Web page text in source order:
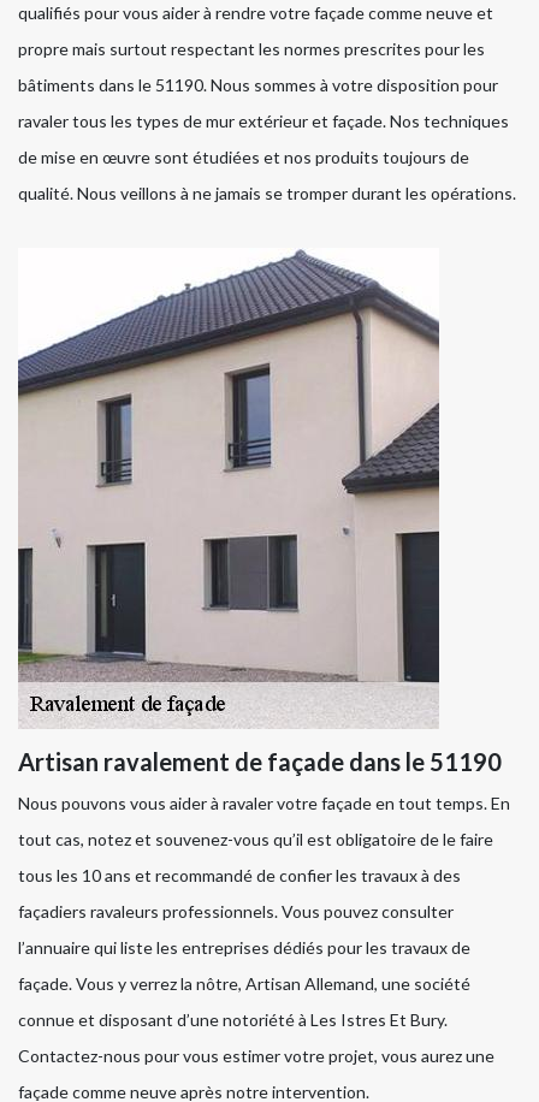
qualifiés pour vous aider à rendre votre façade comme neuve et
propre mais surtout respectant les normes prescrites pour les
bâtiments dans le 51190. Nous sommes à votre disposition pour
ravaler tous les types de mur extérieur et façade. Nos techniques
de mise en œuvre sont étudiées et nos produits toujours de
qualité. Nous veillons à ne jamais se tromper durant les opérations.
Artisan ravalement de façade dans le 51190
Nous pouvons vous aider à ravaler votre façade en tout temps. En
tout cas, notez et souvenez-vous qu’il est obligatoire de le faire
tous les 10 ans et recommandé de confier les travaux à des
façadiers ravaleurs professionnels. Vous pouvez consulter
l’annuaire qui liste les entreprises dédiés pour les travaux de
façade. Vous y verrez la nôtre, Artisan Allemand, une société
connue et disposant d’une notoriété à Les Istres Et Bury.
Contactez-nous pour vous estimer votre projet, vous aurez une
façade comme neuve après notre intervention.